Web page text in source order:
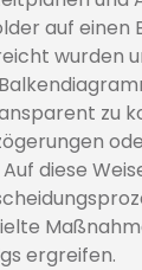
auf einen
wurden
zu
diese
ergreifen.